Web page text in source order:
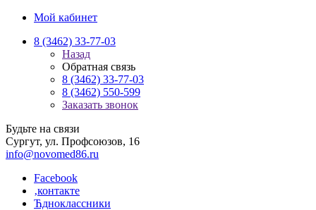
Мой кабинет
8 (3462) 33-77-03
Назад
Обратная связь
8 (3462) 33-77-03
8 (3462) 550-599
Заказать звонок
Будьте на связи
Сургут, ул. Профсоюзов, 16
info@novomed86.ru
Facebook
‚контакте
Ћдноклассники